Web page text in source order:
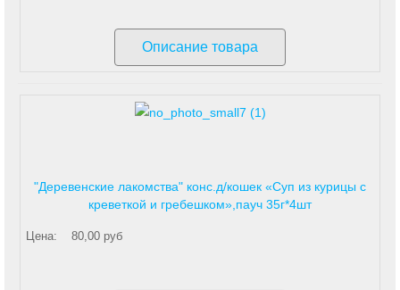
Описание товара
"Деревенские лакомства" конс.д/кошек «Суп из курицы с
креветкой и гребешком»,пауч 35г*4шт
Цена: 80,00 руб